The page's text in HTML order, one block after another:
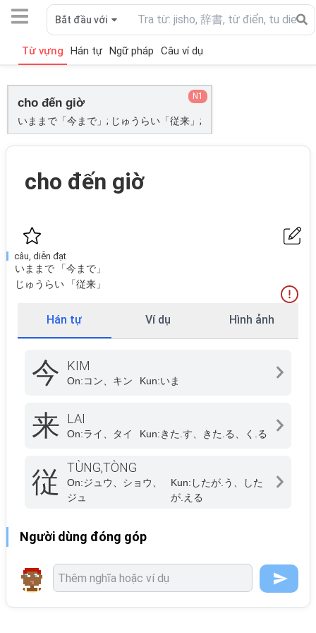
Bắt đầu với
Từ vựng Hán tự Ngữ pháp Câu ví dụ
cho đến giờ
いままで「今まで」; じゅうらい「従来」;
N1
cho đến giờ
câu, diễn đạt
いままで 「今まで」
じゅうらい 「従来」
Hán tự Ví dụ Hình ảnh
今 KIM
On:コン、キン Kun:いま
来 LAI
On:ライ、タイ Kun:きた.す、きた.る、く.る
従 TÙNG,TÒNG
On:ジュウ、ショウ、
ジュ
Kun: したが.う、した
が.える
Người dùng đóng góp